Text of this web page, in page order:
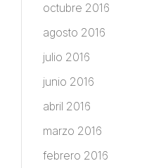
octubre 2016
agosto 2016
julio 2016
junio 2016
abril 2016
marzo 2016
febrero 2016